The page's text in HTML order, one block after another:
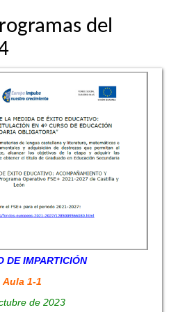
del
DE IMPARTICIÓN
Aula 1-1
de 2023